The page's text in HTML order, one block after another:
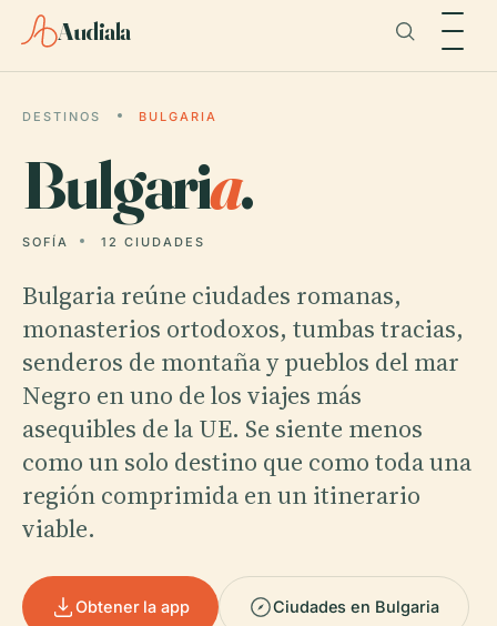
Audiala
DESTINOS BULGARIA
Bulgaria.
SOFÍA 12 CIUDADES
Bulgaria reúne ciudades romanas,
monasterios ortodoxos, tumbas tracias,
senderos de montaña y pueblos del mar
Negro en uno de los viajes más
asequibles de la UE. Se siente menos
como un solo destino que como toda una
región comprimida en un itinerario
viable.
Obtener la app Ciudades en Bulgaria